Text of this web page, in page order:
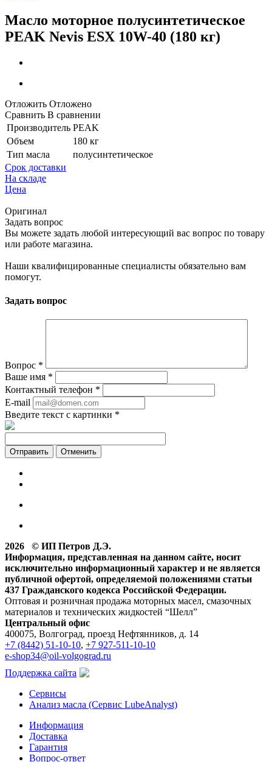
Масло моторное полусинтетическое
PEAK Nevis ESX 10W-40 (180 кг)
Отложить Отложено
Сравнить В сравнении
Производитель PEAK
Объем
180 кг
Тип масла
полусинтетическое
Срок доставки
На складе
Цена
Оригинал
Задать вопрос
Вы можете задать любой интересующий вас вопрос по товару
или работе магазина.
Наши квалифицированные специалисты обязательно вам
помогут.
Задать вопрос
Вопрос *
Ваше имя *
Контактный телефон *
E-mail
Введите текст с картинки *
Отменить
2026 © ИП Петров Д.Э.
Информация, представленная на данном сайте, носит
исключительно информационный характер и не является
публичной офертой, определяемой положениями статьи
437 Гражданского кодекса Российской Федерации.
Оптовая и розничная продажа моторных масел, смазочных
материалов и технических жидкостей “Шелл”
Центральный офис
400075, Волгоград, проезд Нефтянников, д. 14
+7 (8442) 51-10-10, +7 927-511-10-10
e-shop34@oil-volgograd.ru
Поддержка сайта
Сервисы
Анализ масла (Сервис LubeAnalyst)
Информация
Доставка
Гарантия
Вопрос-ответ